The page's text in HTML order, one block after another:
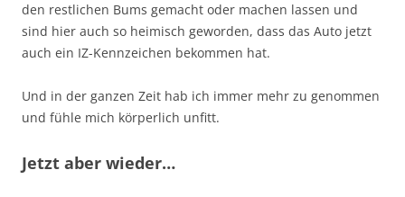
den restlichen Bums gemacht oder machen lassen und
sind hier auch so heimisch geworden, dass das Auto jetzt
auch ein IZ-Kennzeichen bekommen hat.
Und in der ganzen Zeit hab ich immer mehr zu genommen
und fühle mich körperlich unfitt.
Jetzt aber wieder…